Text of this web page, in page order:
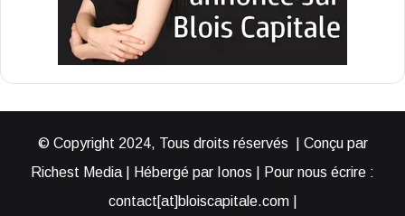
© Copyright 2024, Tous droits réservés | Conçu par
Richest Media | Hébergé par Ionos | Pour nous écrire :
contact[at]bloiscapitale.com |